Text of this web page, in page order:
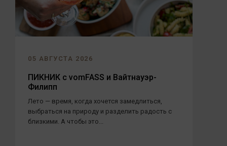
05 АВГУСТА 2026
ПИКНИК с vomFASS и Вайтнауэр-
Филипп
Лето — время, когда хочется замедлиться,
выбраться на природу и разделить радость с
близкими. А чтобы это...